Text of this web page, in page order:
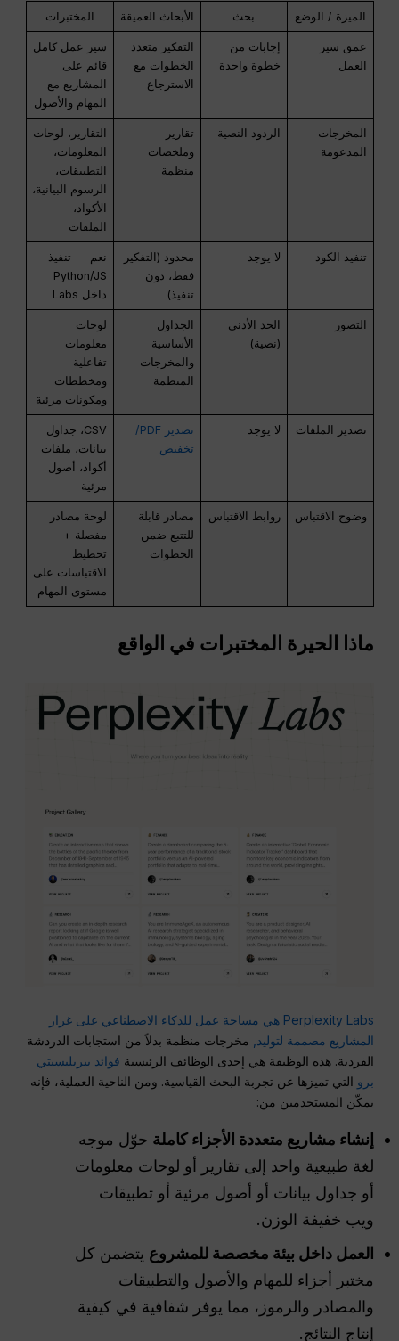
الميزة / الوضع بحث الأبحاث العميقة المختبرات
عمق سير
العمل
إجابات من
خطوة واحدة
التفكير متعدد
الخطوات مع
الاسترجاع
سير عمل كامل
قائم على
المشاريع مع
المهام والأصول
المخرجات
المدعومة
الردود النصية
تقارير
وملخصات
منظمة
التقارير، لوحات
المعلومات،
التطبيقات،
الرسوم البيانية،
الأكواد،
الملفات
تنفيذ الكود لا يوجد
محدود (التفكير
فقط، دون
تنفيذ)
نعم — تنفيذ
Python/JS
داخل Labs
التصور
الحد الأدنى
(نصية)
الجداول
الأساسية
والمخرجات
المنظمة
لوحات
معلومات
تفاعلية
ومخططات
ومكونات مرئية
تصدير الملفات لا يوجد
تصدير PDF/
تخفيض
CSV، جداول
بيانات، ملفات
أكواد، أصول
مرئية
وضوح الاقتباس روابط الاقتباس
مصادر قابلة
للتتبع ضمن
الخطوات
لوحة مصادر
مفصلة +
تخطيط
الاقتباسات على
مستوى المهام
ماذا الحيرة المختبرات في الواقع
Perplexity Labs هي مساحة عمل للذكاء الاصطناعي على غرار
المشاريع مصممة لتوليد, مخرجات منظمة بدلاً من استجابات الدردشة
الفردية. هذه الوظيفة هي إحدى الوظائف الرئيسية فوائد بيربليسيتي
برو التي تميزها عن تجربة البحث القياسية. ومن الناحية العملية، فإنه
يمكّن المستخدمين من:
إنشاء مشاريع متعددة الأجزاء كاملة حوّل موجه
لغة طبيعية واحد إلى تقارير أو لوحات معلومات
أو جداول بيانات أو أصول مرئية أو تطبيقات
ويب خفيفة الوزن.
العمل داخل بيئة مخصصة للمشروع يتضمن كل
مختبر أجزاء للمهام والأصول والتطبيقات
والمصادر والرموز، مما يوفر شفافية في كيفية
إنتاج النتائج.